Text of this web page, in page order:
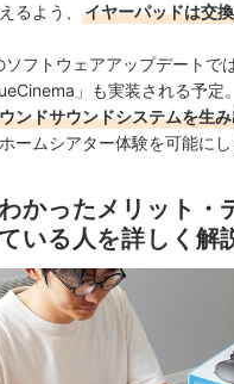
るよう、
イヤーパッドは交
フトウェアアップデートで
」も実装される予定。
ンドサウンドシステムを生
ームシアター体験を可能にし
かったメリット・
いる人を詳しく解